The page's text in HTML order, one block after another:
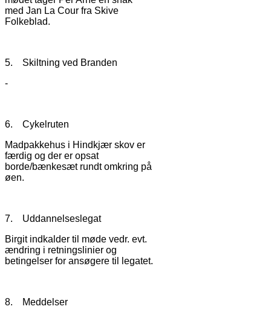
med Jan La Cour fra Skive
Folkeblad.
5. Skiltning ved Branden
-
6. Cykelruten
Madpakkehus i Hindkjær skov er
færdig og der er opsat
borde/bænkesæt rundt omkring på
øen.
7. Uddannelseslegat
Birgit indkalder til møde vedr. evt.
ændring i retningslinier og
betingelser for ansøgere til legatet.
8. Meddelser